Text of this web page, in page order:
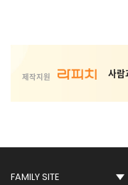
제작지원 사람
AI